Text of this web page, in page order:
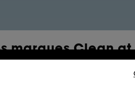
marques Clean at